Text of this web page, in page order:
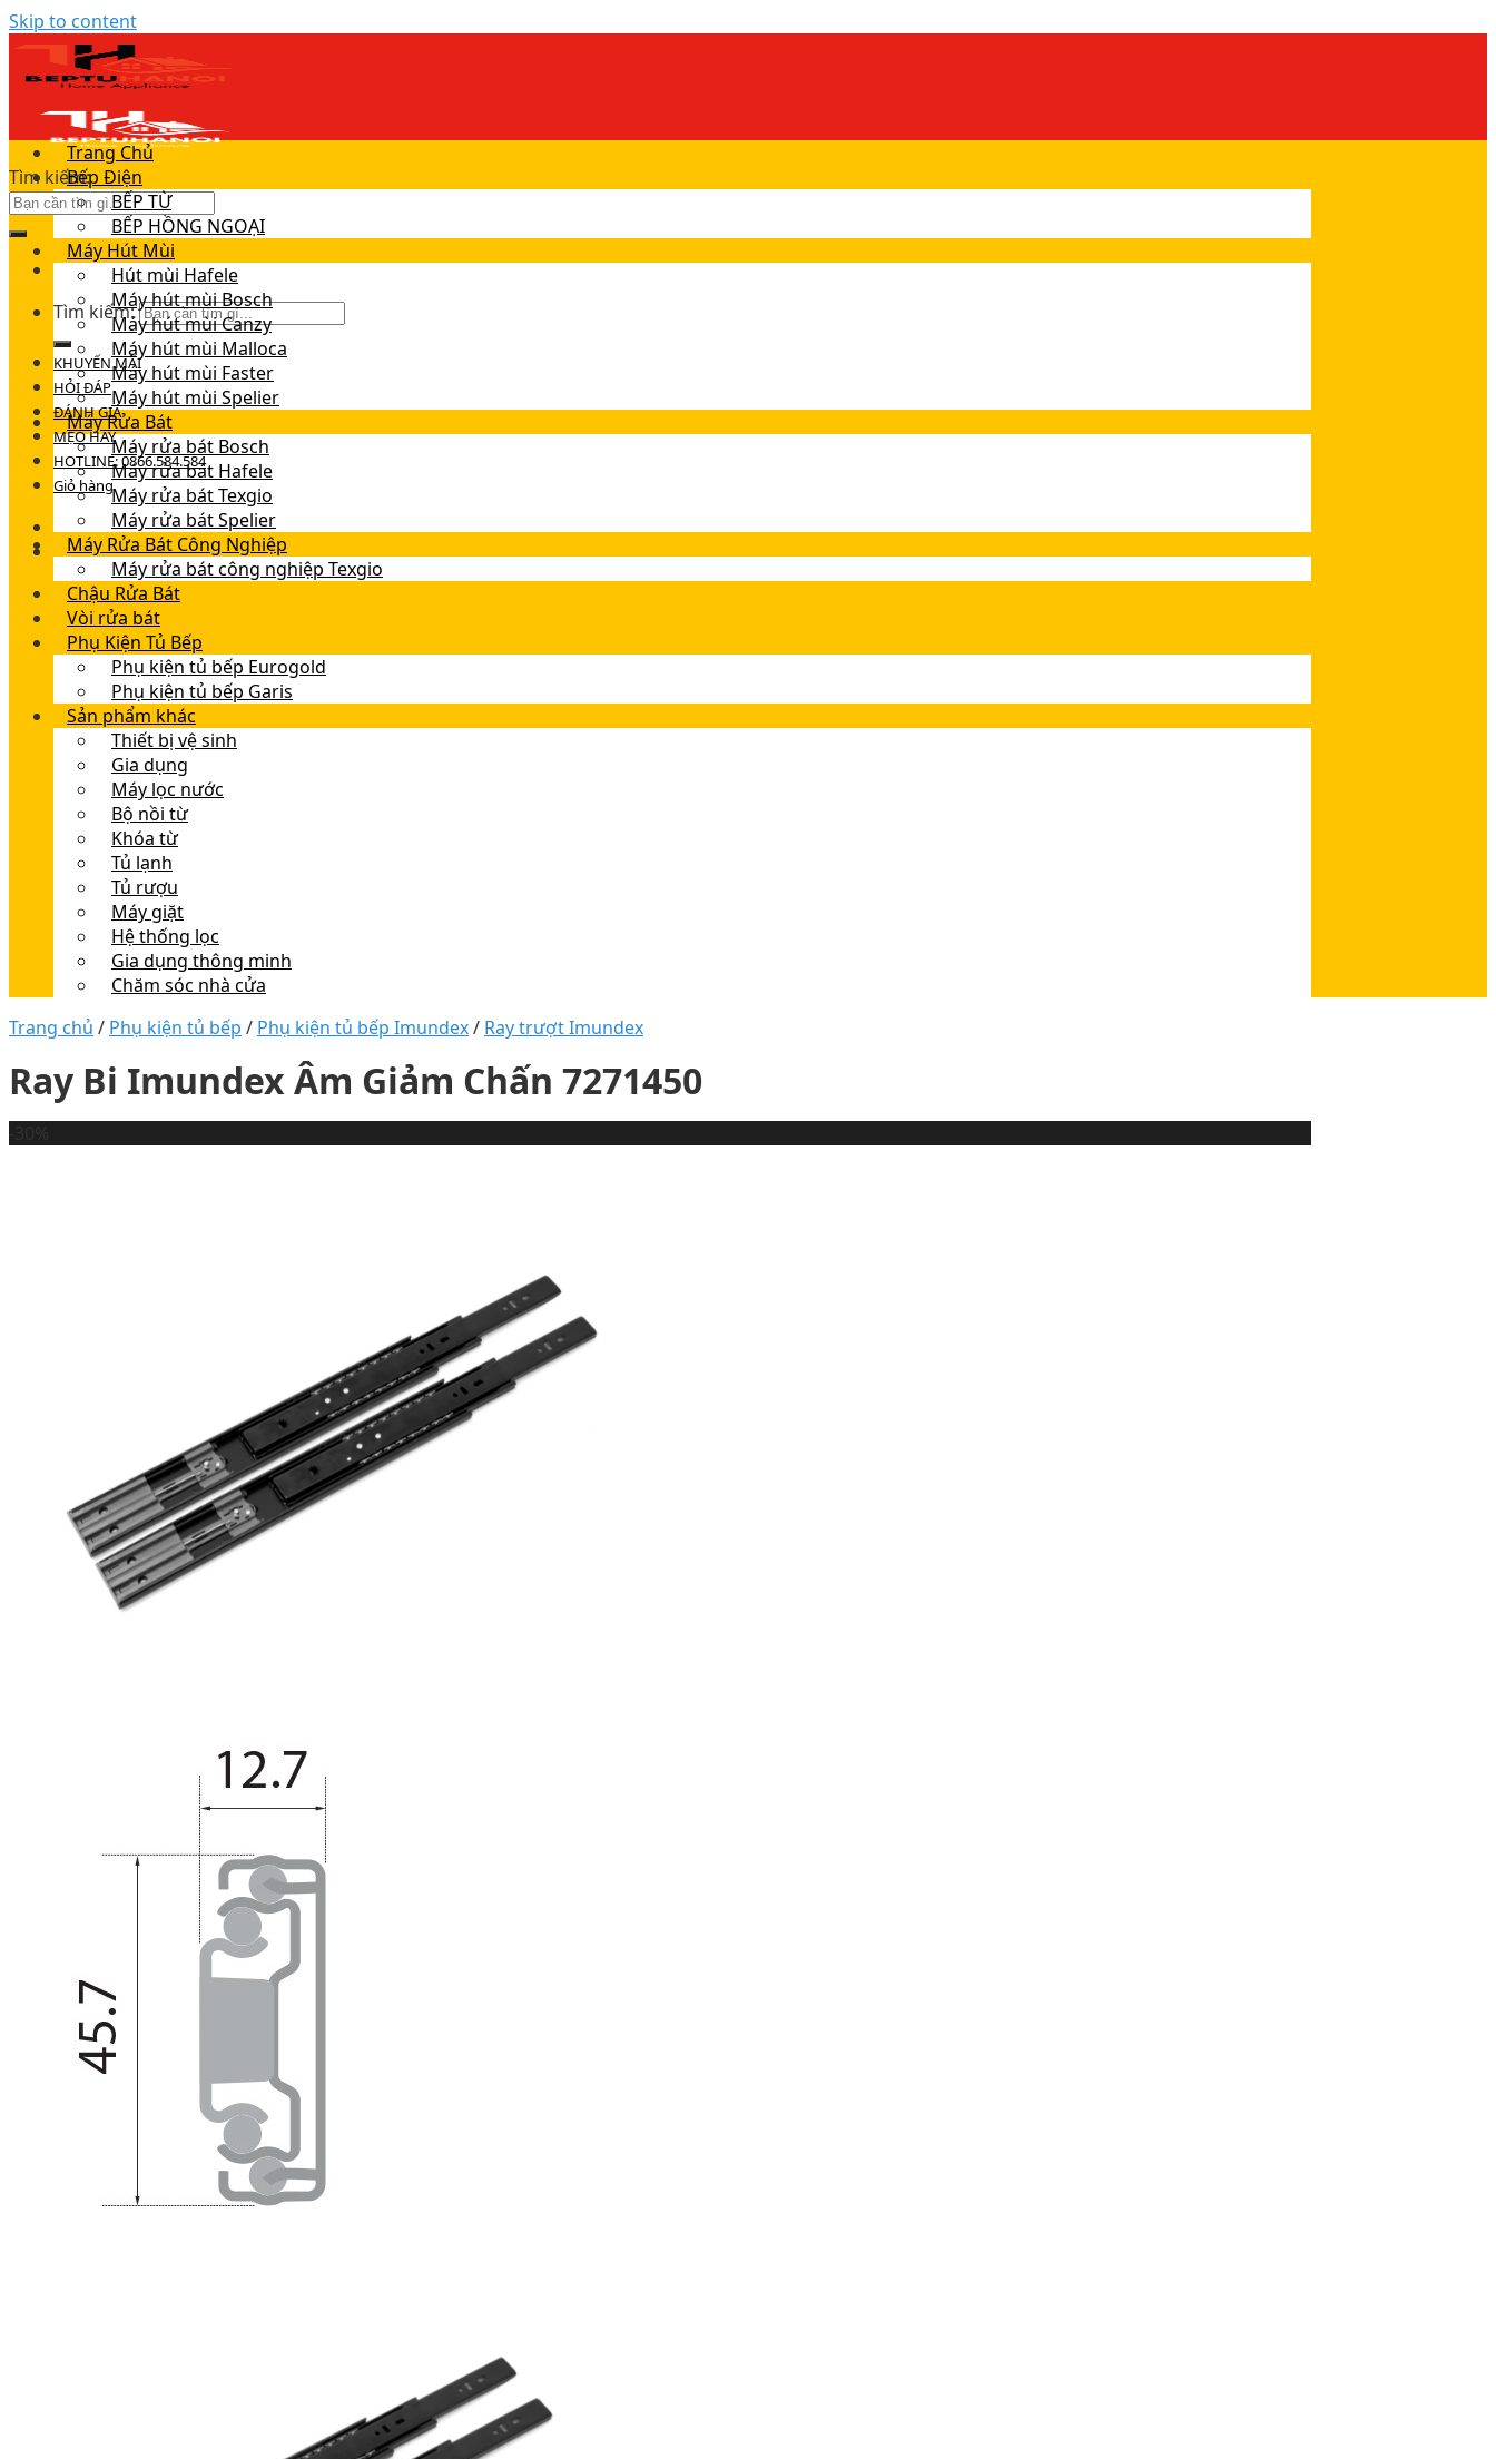
Skip to content
Tìm kiếm:
Tìm kiếm:
KHUYẾN MÃI
HỎI ĐÁP
ĐÁNH GIÁ
MẸO HAY
HOTLINE: 0866.584.584
Giỏ hàng
Trang Chủ
Bếp Điện
BẾP TỪ
BẾP HỒNG NGOẠI
Máy Hút Mùi
Hút mùi Hafele
Máy hút mùi Bosch
Máy hút mùi Canzy
Máy hút mùi Malloca
Máy hút mùi Faster
Máy hút mùi Spelier
Máy Rửa Bát
Máy rửa bát Bosch
Máy rửa bát Hafele
Máy rửa bát Texgio
Máy rửa bát Spelier
Máy Rửa Bát Công Nghiệp
Máy rửa bát công nghiệp Texgio
Chậu Rửa Bát
Vòi rửa bát
Phụ Kiện Tủ Bếp
Phụ kiện tủ bếp Eurogold
Phụ kiện tủ bếp Garis
Sản phẩm khác
Thiết bị vệ sinh
Gia dụng
Máy lọc nước
Bộ nồi từ
Khóa từ
Tủ lạnh
Tủ rượu
Máy giặt
Hệ thống lọc
Gia dụng thông minh
Chăm sóc nhà cửa
Trang chủ / Phụ kiện tủ bếp / Phụ kiện tủ bếp Imundex/ Ray trượt Imundex
Ray Bi Imundex Âm Giảm Chấn 7271450